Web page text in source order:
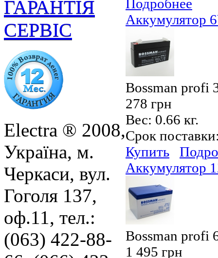
Подробнее
Аккумулятор
Bossman profi
278 грн
Вес: 0.66 кг.
Срок
Купить
Аккумулятор
Bossman profi
1 495 грн
ГАРАНТІЯ
СЕРВІС
Electra ® 2008,
Україна, м.
Черкаси, вул.
Гоголя 137,
оф.11, тел.:
(063) 422-88-